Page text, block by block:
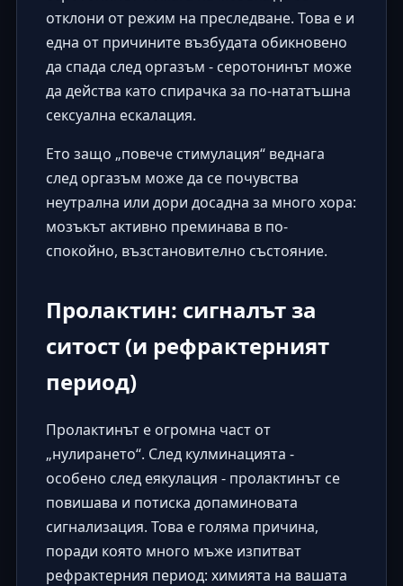
отклони от режим на преследване. Това е и
една от причините възбудата обикновено
да спада след оргазъм - серотонинът може
да действа като спирачка за по-нататъшна
сексуална ескалация.
Ето защо „повече стимулация“ веднага
след оргазъм може да се почувства
неутрална или дори досадна за много хора:
мозъкът активно преминава в по-
спокойно, възстановително състояние.
Пролактин: сигналът за
ситост (и рефрактерният
период)
Пролактинът е огромна част от
„нулирането“. След кулминацията -
особено след еякулация - пролактинът се
повишава и потиска допаминовата
сигнализация. Това е голяма причина,
поради която много мъже изпитват
рефрактерния период: химията на вашата